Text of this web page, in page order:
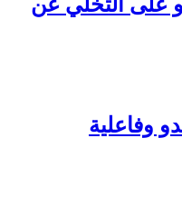
وفاعلية